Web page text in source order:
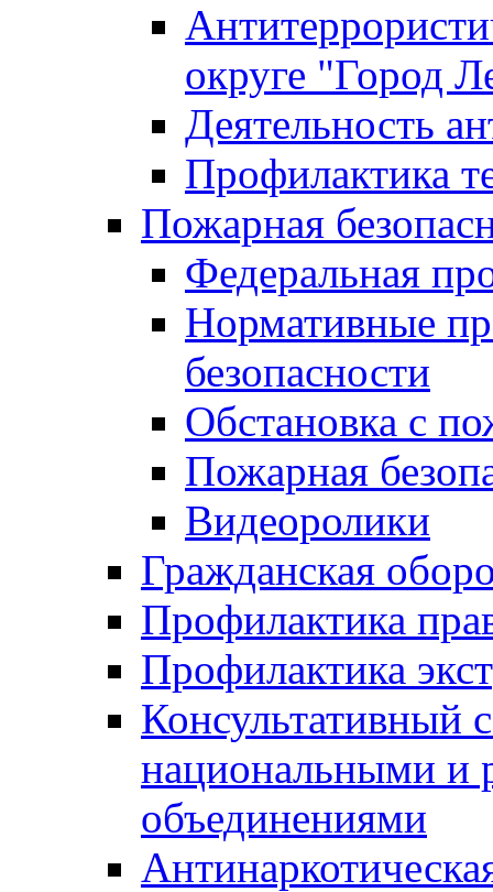
округе "Город
Деятельность
Профилактика
Пожарная
Федеральная
Нормативные
безопасности
Обстановка с
Пожарная
Видеоролики
Гражданская
Профилактика
Профилактика
Консультативный
национальными и
объединениями